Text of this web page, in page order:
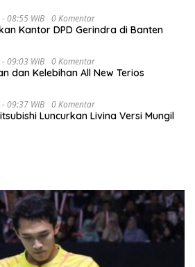
08:55 WIB 0 Komentar
Kantor DPD Gerindra di Banten
09:03 WIB 0 Komentar
dan Kelebihan All New Terios
09:37 WIB 0 Komentar
Luncurkan Livina Versi Mungil